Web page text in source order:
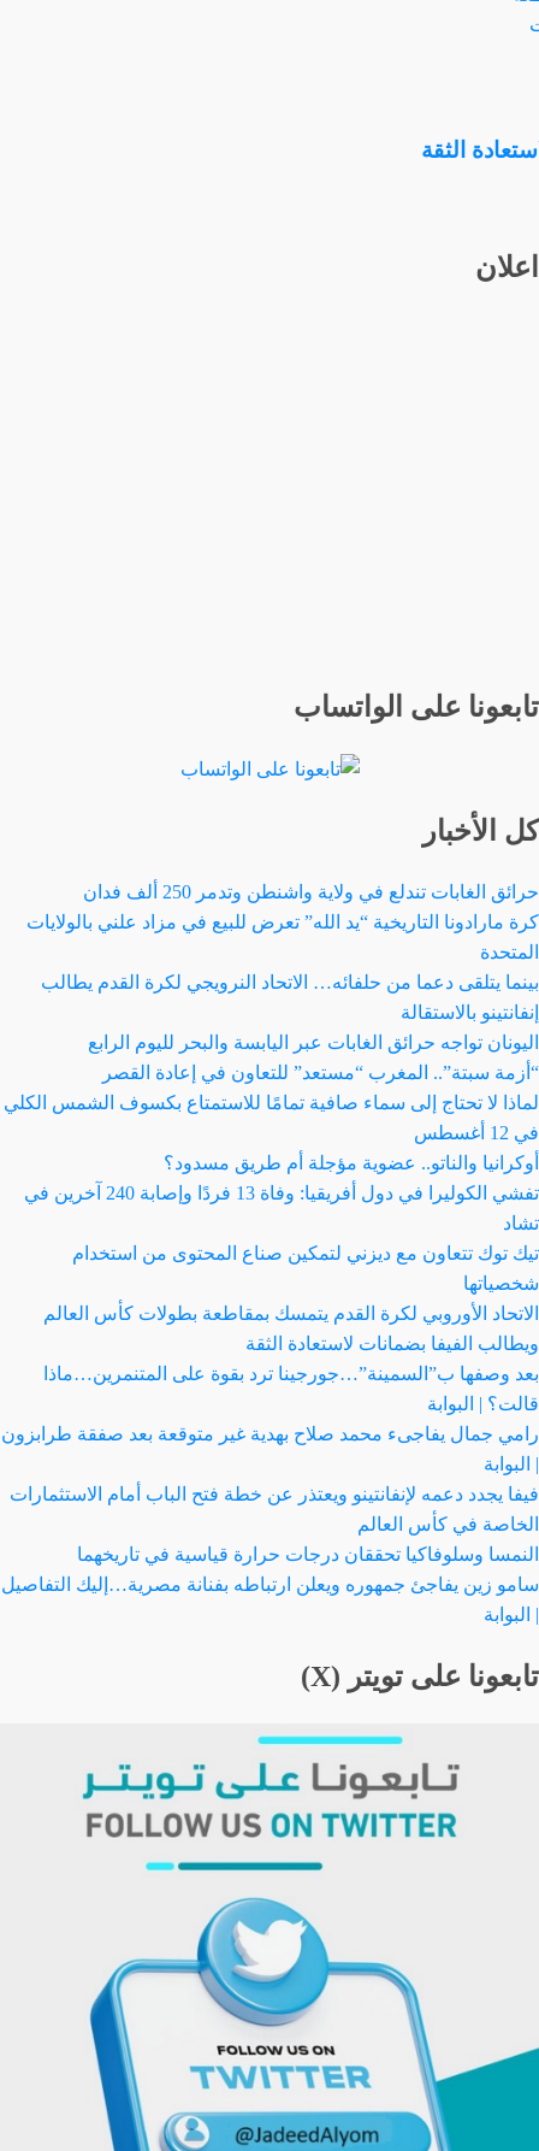
الثقة
اعلان
تابعونا على الواتساب
كل الأخبار
حرائق الغابات تندلع في ولاية واشنطن وتدمر 250 ألف فدان
كرة مارادونا التاريخية “يد الله” تعرض للبيع في مزاد علني بالولايات
المتحدة
بينما يتلقى دعما من حلفائه… الاتحاد النرويجي لكرة القدم يطالب
إنفانتينو بالاستقالة
اليونان تواجه حرائق الغابات عبر اليابسة والبحر لليوم الرابع
“أزمة سبتة”.. المغرب “مستعد” للتعاون في إعادة القصر
لماذا لا تحتاج إلى سماء صافية تمامًا للاستمتاع بكسوف الشمس الكلي
في 12 أغسطس
أوكرانيا والناتو.. عضوية مؤجلة أم طريق مسدود؟
تفشي الكوليرا في دول أفريقيا: وفاة 13 فردًا وإصابة 240 آخرين في
تشاد
تيك توك تتعاون مع ديزني لتمكين صناع المحتوى من استخدام
شخصياتها
الاتحاد الأوروبي لكرة القدم يتمسك بمقاطعة بطولات كأس العالم
ويطالب الفيفا بضمانات لاستعادة الثقة
بعد وصفها ب”السمينة”…جورجينا ترد بقوة على المتنمرين…ماذا
قالت؟ | البوابة
رامي جمال يفاجىء محمد صلاح بهدية غير متوقعة بعد صفقة طرابزون
| البوابة
فيفا يجدد دعمه لإنفانتينو ويعتذر عن خطة فتح الباب أمام الاستثمارات
الخاصة في كأس العالم
النمسا وسلوفاكيا تحققان درجات حرارة قياسية في تاريخهما
سامو زين يفاجئ جمهوره ويعلن ارتباطه بفنانة مصرية…إليك التفاصيل
| البوابة
تابعونا على تويتر (X)